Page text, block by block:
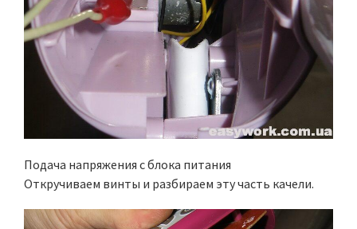
Подача напряжения с блока питания
Откручиваем винты и разбираем эту часть качели.